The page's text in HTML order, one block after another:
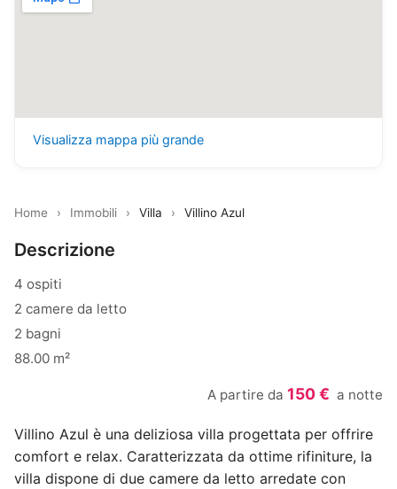
Visualizza mappa più grande
Home › Immobili › Villa › Villino Azul
Descrizione
4 ospiti
2 camere da letto
2 bagni
88.00 m²
A partire da 150 € a notte
Villino Azul è una deliziosa villa progettata per offrire
comfort e relax. Caratterizzata da ottime rifiniture, la
villa dispone di due camere da letto arredate con